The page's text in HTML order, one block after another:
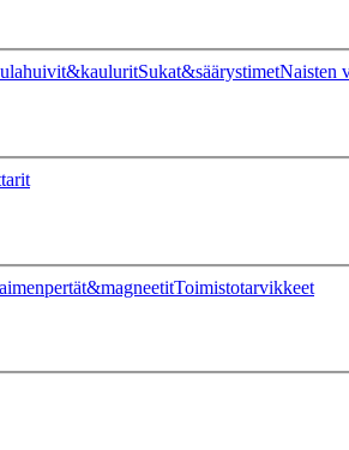
Sukat&säärystimetNaisten
Toimistotarvikkeet